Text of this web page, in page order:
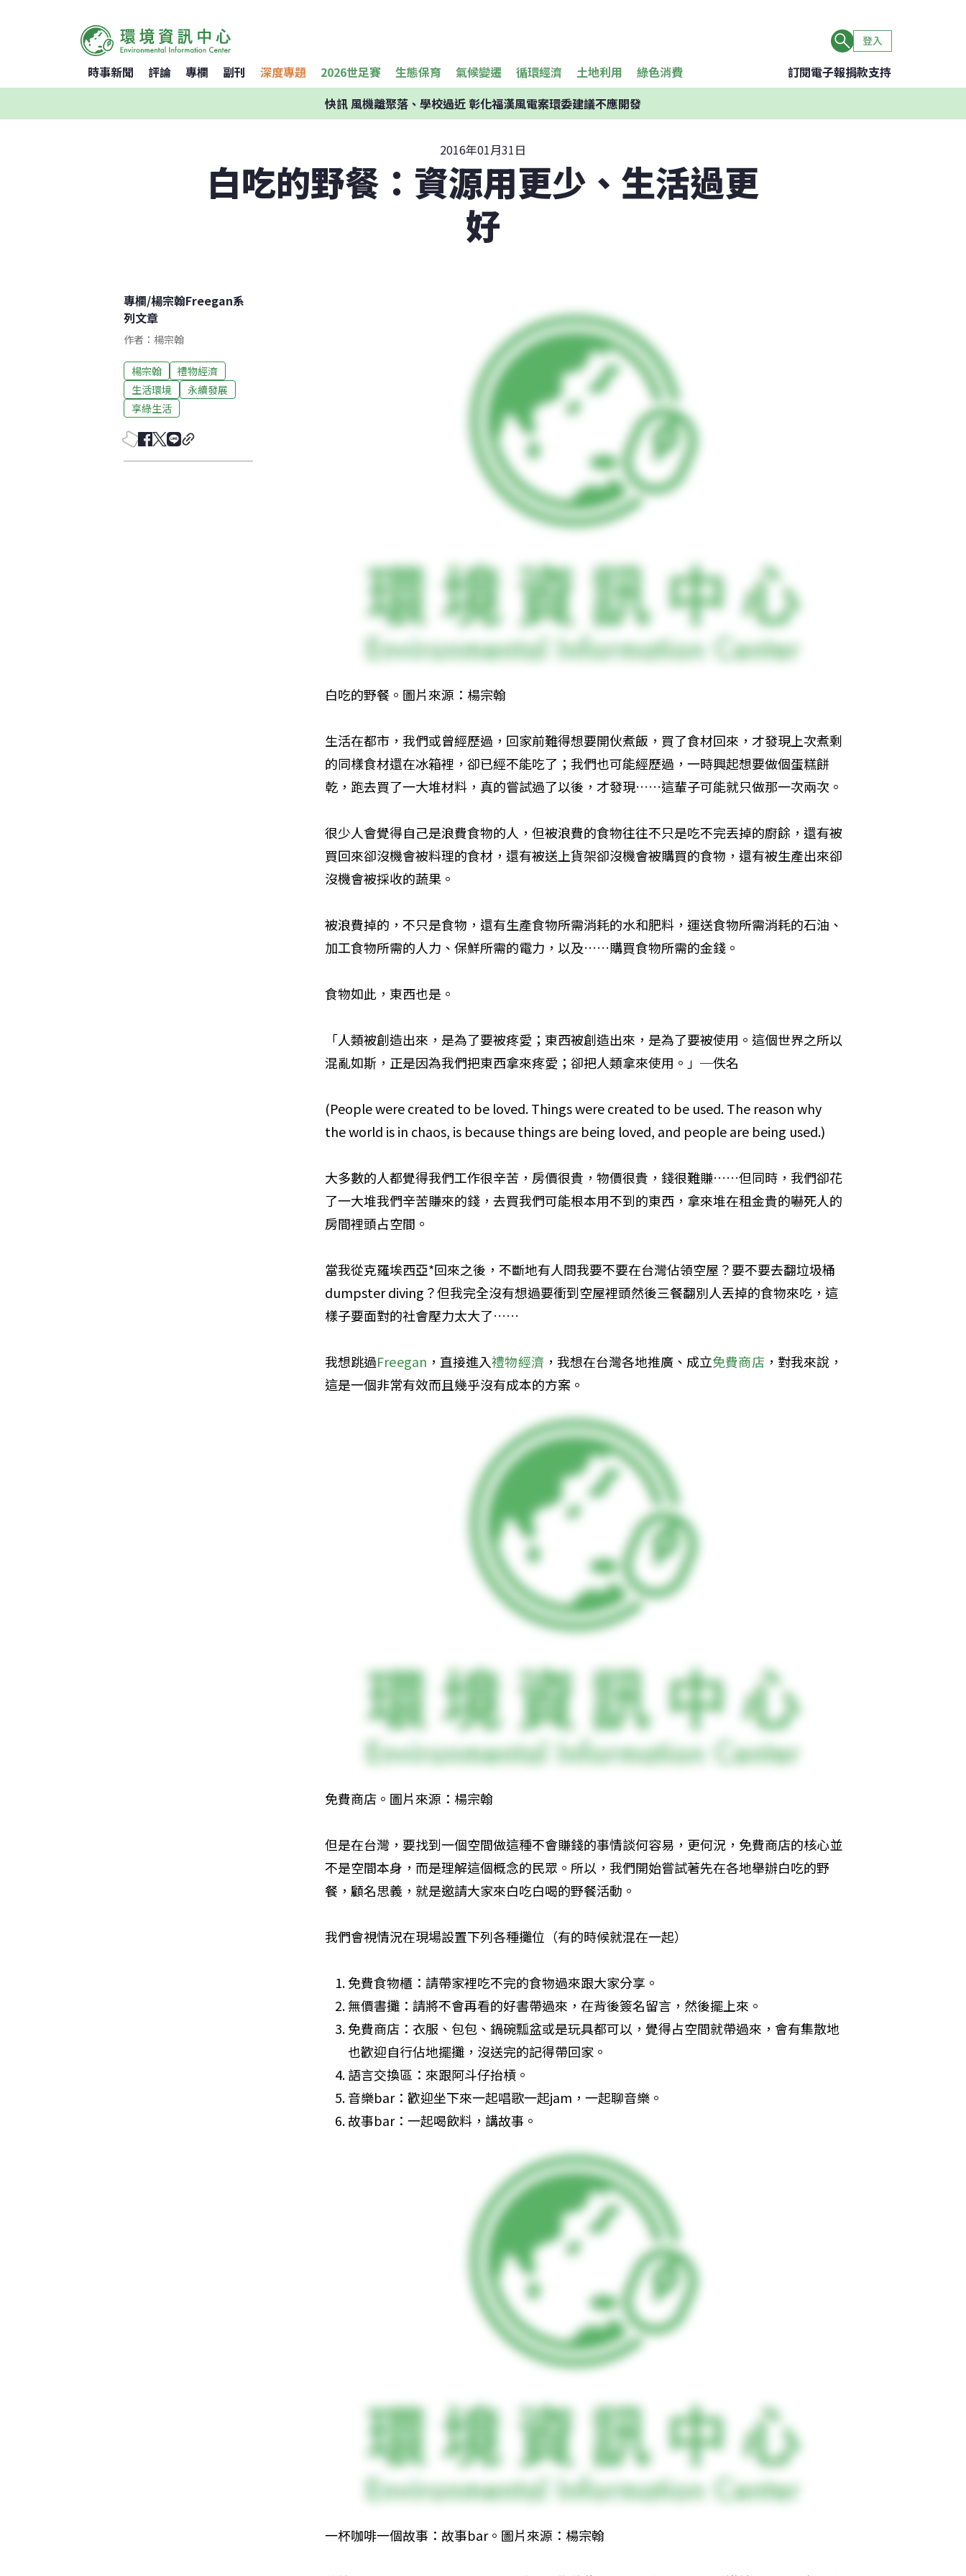
登入
時事新聞 評論 專欄 副刊 深度專題 2026世足賽 生態保育 氣候變遷 循環經濟 土地利用 綠色消費 訂閱電子報捐款支持
快訊風機離聚落、學校過近 彰化福漢風電案環委建議不應開發
2016年01月31日
白吃的野餐：資源用更少、生活過更
好
專欄/楊宗翰Freegan系
列文章
作者：楊宗翰
楊宗翰
禮物經濟
生活環境
永續發展
享綠生活
白吃的野餐。圖片來源：楊宗翰
生活在都市，我們或曾經歷過，回家前難得想要開伙煮飯，買了食材回來，才發現上次煮剩
的同樣食材還在冰箱裡，卻已經不能吃了；我們也可能經歷過，一時興起想要做個蛋糕餅
乾，跑去買了一大堆材料，真的嘗試過了以後，才發現……這輩子可能就只做那一次兩次。
很少人會覺得自己是浪費食物的人，但被浪費的食物往往不只是吃不完丟掉的廚餘，還有被
買回來卻沒機會被料理的食材，還有被送上貨架卻沒機會被購買的食物，還有被生產出來卻
沒機會被採收的蔬果。
被浪費掉的，不只是食物，還有生產食物所需消耗的水和肥料，運送食物所需消耗的石油、
加工食物所需的人力、保鮮所需的電力，以及……購買食物所需的金錢。
食物如此，東西也是。
「人類被創造出來，是為了要被疼愛；東西被創造出來，是為了要被使用。這個世界之所以
混亂如斯，正是因為我們把東西拿來疼愛；卻把人類拿來使用。」─佚名
(People were created to be loved. Things were created to be used. The reason why
the world is in chaos, is because things are being loved, and people are being used.)
大多數的人都覺得我們工作很辛苦，房價很貴，物價很貴，錢很難賺……但同時，我們卻花
了一大堆我們辛苦賺來的錢，去買我們可能根本用不到的東西，拿來堆在租金貴的嚇死人的
房間裡頭占空間。
當我從克羅埃西亞*回來之後，不斷地有人問我要不要在台灣佔領空屋？要不要去翻垃圾桶
dumpster diving？但我完全沒有想過要衝到空屋裡頭然後三餐翻別人丟掉的食物來吃，這
樣子要面對的社會壓力太大了……
我想跳過Freegan ，直接進入禮物經濟 ，我想在台灣各地推廣、成立免費商店，對我來說，
這是一個非常有效而且幾乎沒有成本的方案。
免費商店。圖片來源：楊宗翰
但是在台灣，要找到一個空間做這種不會賺錢的事情談何容易，更何況，免費商店的核心並
不是空間本身，而是理解這個概念的民眾。所以，我們開始嘗試著先在各地舉辦白吃的野
餐，顧名思義，就是邀請大家來白吃白喝的野餐活動。
我們會視情況在現場設置下列各種攤位（有的時候就混在一起）
免費食物櫃：請帶家裡吃不完的食物過來跟大家分享。
無價書攤：請將不會再看的好書帶過來，在背後簽名留言，然後擺上來。
免費商店：衣服、包包、鍋碗瓢盆或是玩具都可以，覺得占空間就帶過來，會有集散地
也歡迎自行佔地擺攤，沒送完的記得帶回家。
語言交換區：來跟阿斗仔抬槓。
音樂bar：歡迎坐下來一起唱歌一起jam，一起聊音樂。
故事bar：一起喝飲料，講故事。
一杯咖啡一個故事：故事bar。圖片來源：楊宗翰